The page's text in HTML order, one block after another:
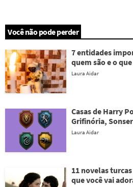
Você não pode perder
7 entidades
quem são e o
Laura Aidar
Casas de Harry
Grifinória,
Laura Aidar
11 novelas
que você vai